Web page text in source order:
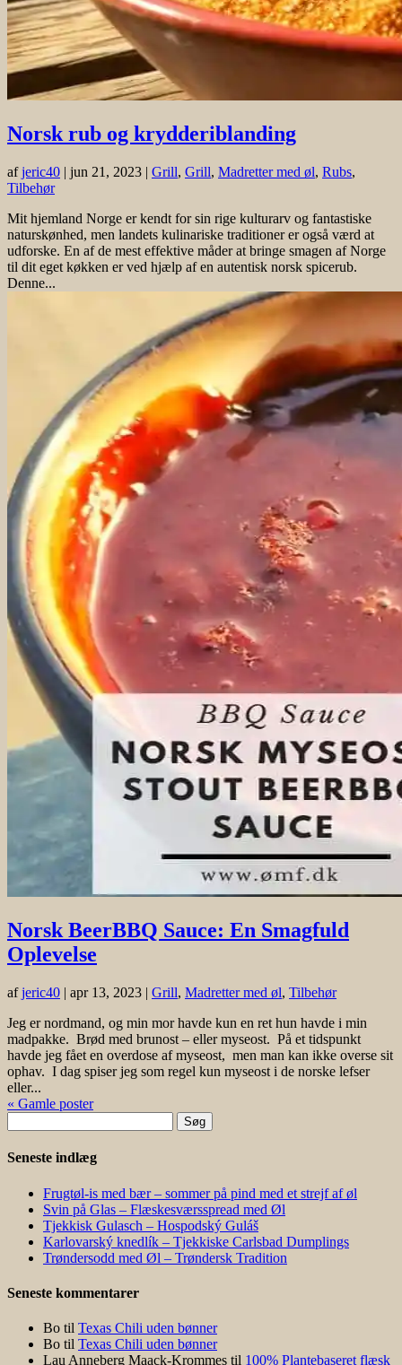
Norsk rub og krydderiblanding
afjeric40 | jun 21, 2023 | Grill, Grill, Madretter med øl, Rubs,
Tilbehør
Mit hjemland Norge er kendt for sin rige kulturarv og fantastiske
naturskønhed, men landets kulinariske traditioner er også værd at
udforske. En af de mest effektive måder at bringe smagen af Norge
til dit eget køkken er ved hjælp af en autentisk norsk spicerub.
Denne...
Norsk BeerBBQ Sauce: En Smagfuld
Oplevelse
afjeric40 | apr 13, 2023 | Grill, Madretter med øl, Tilbehør
Jeg er nordmand, og min mor havde kun en ret hun havde i min
madpakke. Brød med brunost – eller myseost. På et tidspunkt
havde jeg fået en overdose af myseost, men man kan ikke overse sit
ophav. I dag spiser jeg som regel kun myseost i de norske lefser
eller...
« Gamle poster
efter:
Seneste indlæg
Frugtøl-is med bær – sommer på pind med et strejf af øl
Svin på Glas – Flæskesværsspread med Øl
Tjekkisk Gulasch – Hospodský Guláš
Karlovarský knedlík – Tjekkiske Carlsbad Dumplings
Trøndersodd med Øl – Trøndersk Tradition
Seneste kommentarer
Bo til Texas Chili uden bønner
Bo til Texas Chili uden bønner
Lau Anneberg Maack-Krommes til 100% Plantebaseret flæsk